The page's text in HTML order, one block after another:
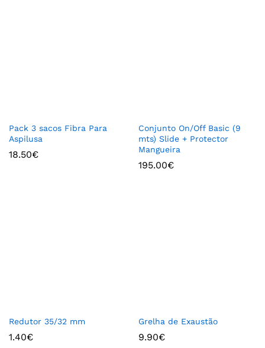
Pack 3 sacos Fibra Para
Aspilusa
18.50€
Conjunto On/Off Basic (9
mts) Slide + Protector
Mangueira
195.00€
Redutor 35/32 mm
1.40€
Grelha de Exaustão
9.90€